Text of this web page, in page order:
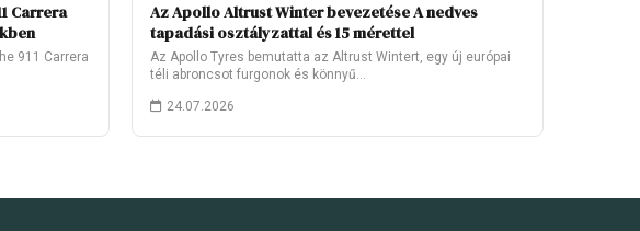
Carrera
911 Carrera
Az Apollo Altrust Winter bevezetése A nedves
tapadási osztályzattal és 15 mérettel
Az Apollo Tyres bemutatta az Altrust Wintert, egy új európai
téli abroncsot furgonok és könnyű…
24.07.2026